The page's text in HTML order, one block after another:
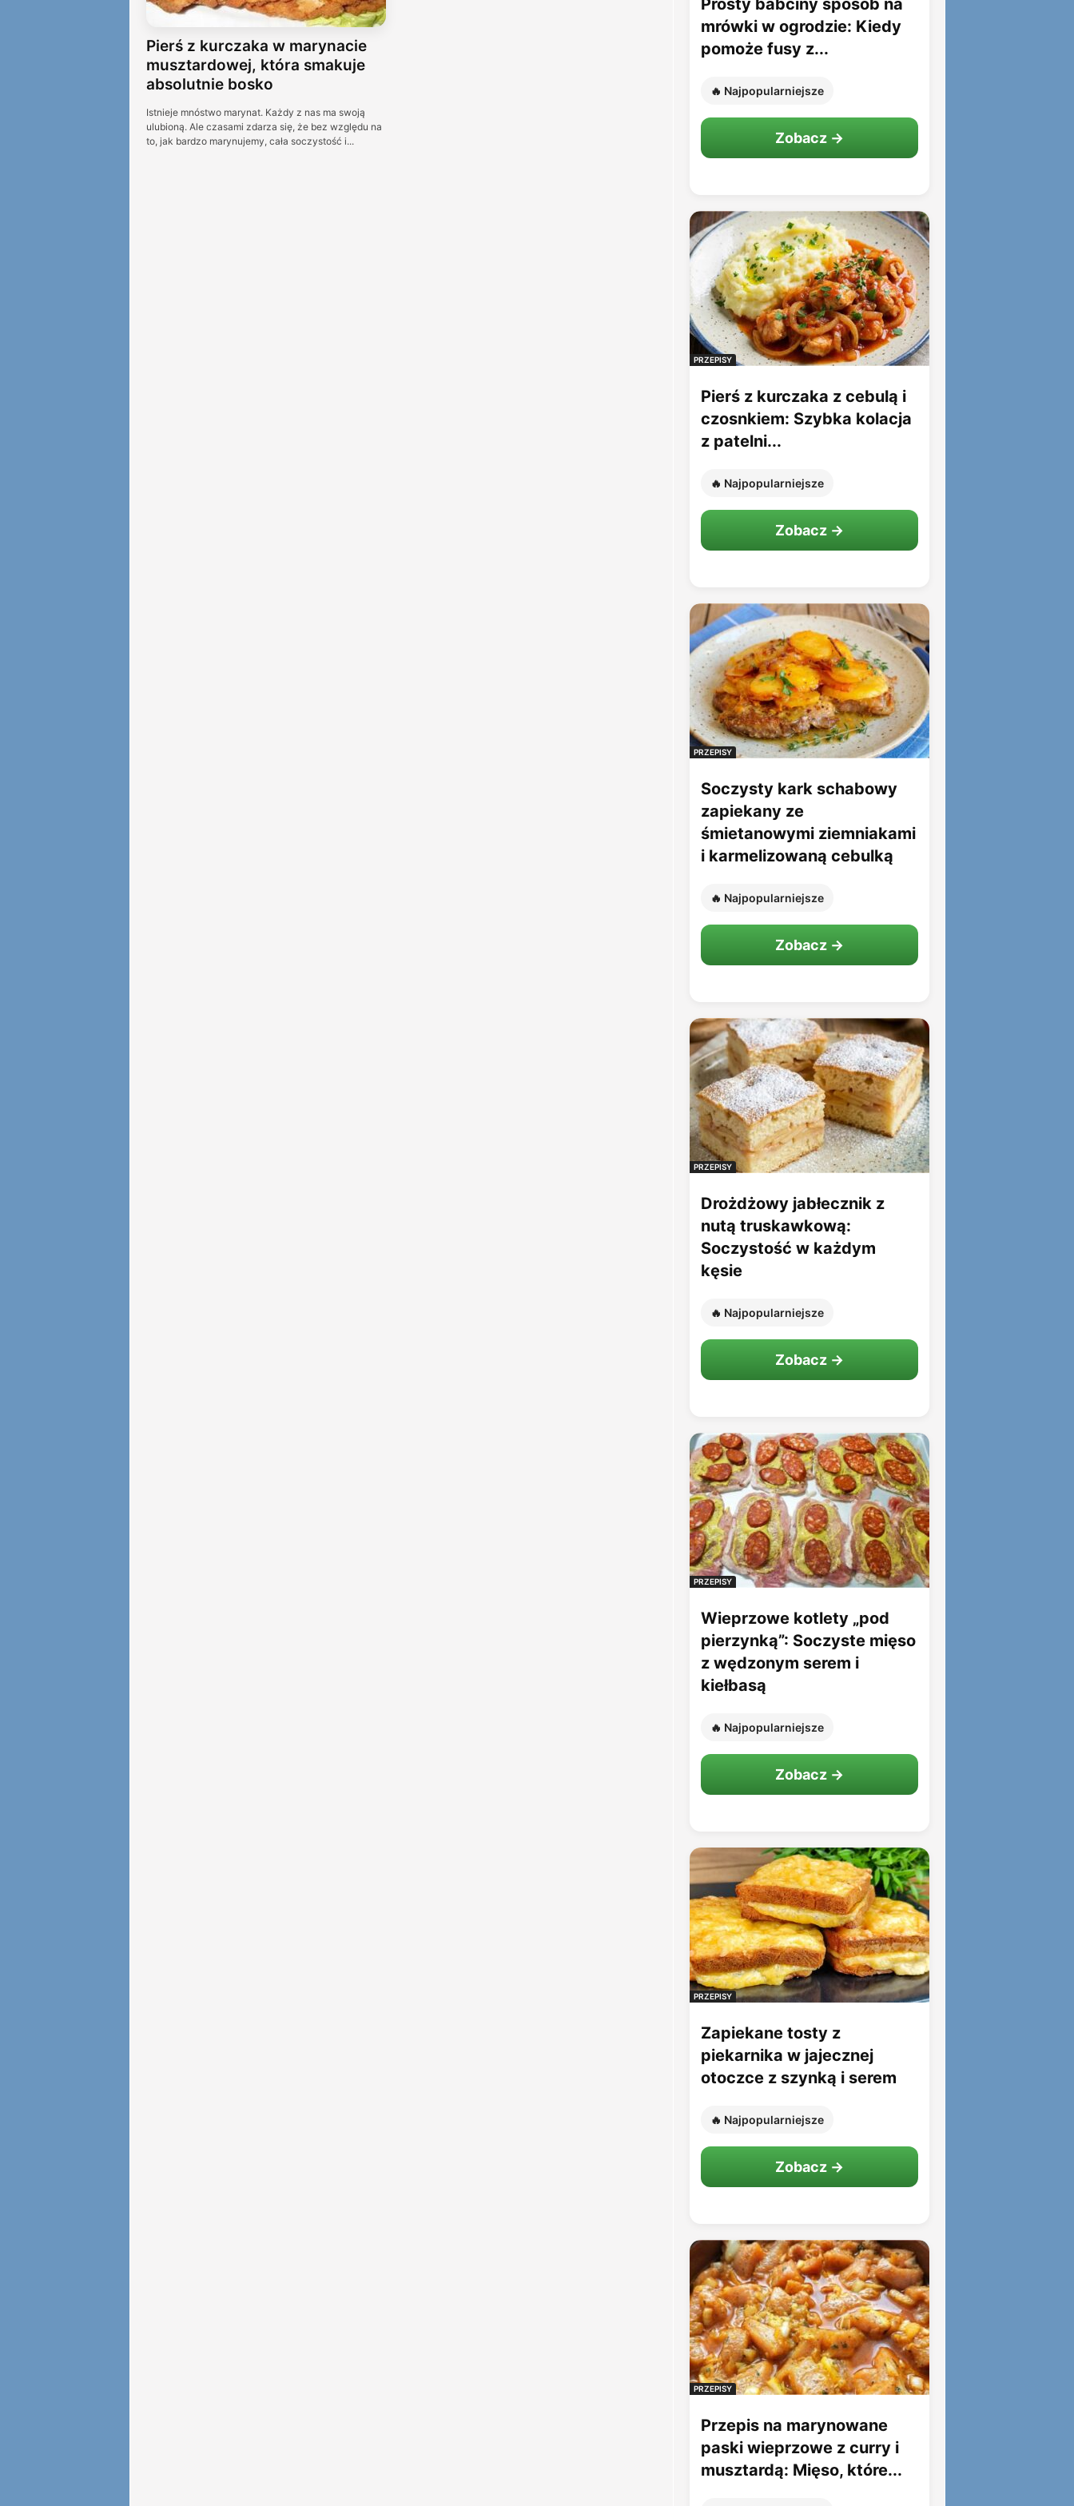
Pierś z kurczaka w marynacie
musztardowej, która smakuje
absolutnie bosko
Istnieje mnóstwo marynat. Każdy z nas ma swoją
ulubioną. Ale czasami zdarza się, że bez względu na
to, jak bardzo marynujemy, cała soczystość i...
Prosty babciny sposób na
mrówki w ogrodzie: Kiedy
pomoże fusy z...
🔥 Najpopularniejsze
Zobacz →
PRZEPISY
Pierś z kurczaka z cebulą i
czosnkiem: Szybka kolacja
z patelni...
🔥 Najpopularniejsze
Zobacz →
PRZEPISY
Soczysty kark schabowy
zapiekany ze
śmietanowymi ziemniakami
i karmelizowaną cebulką
🔥 Najpopularniejsze
Zobacz →
PRZEPISY
Drożdżowy jabłecznik z
nutą truskawkową:
Soczystość w każdym
kęsie
🔥 Najpopularniejsze
Zobacz →
PRZEPISY
Wieprzowe kotlety „pod
pierzynką”: Soczyste mięso
z wędzonym serem i
kiełbasą
🔥 Najpopularniejsze
Zobacz →
PRZEPISY
Zapiekane tosty z
piekarnika w jajecznej
otoczce z szynką i serem
🔥 Najpopularniejsze
Zobacz →
PRZEPISY
Przepis na marynowane
paski wieprzowe z curry i
musztardą: Mięso, które...